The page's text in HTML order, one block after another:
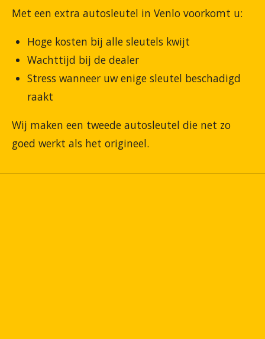
Met een extra autosleutel in Venlo voorkomt u:
Hoge kosten bij alle sleutels kwijt
Wachttijd bij de dealer
Stress wanneer uw enige sleutel beschadigd
raakt
Wij maken een tweede autosleutel die net zo
goed werkt als het origineel.